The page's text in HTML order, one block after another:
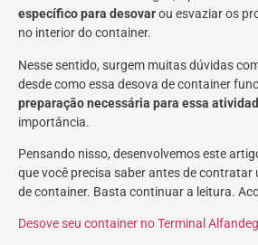
específico para desovarou esvaziar os
no interior do container.
Nesse sentido, surgem muitas dúvidas
desde como essa desova de container
preparação necessária para essa
importância.
Pensando nisso, desenvolvemos este
que você precisa saber antes de contratar
de container. Basta continuar a leitura.
Desove seu container no Terminal